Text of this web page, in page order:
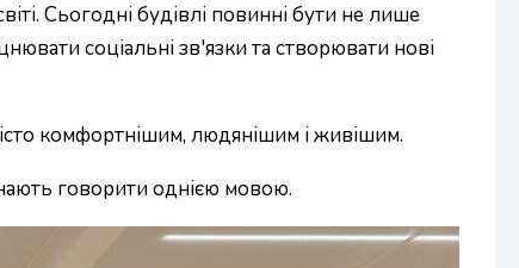
Сьогодні будівлі повинні бути не лише
соціальні зв'язки та створювати нові
комфортнішим, людянішим і живішим.
говорити однією мовою.